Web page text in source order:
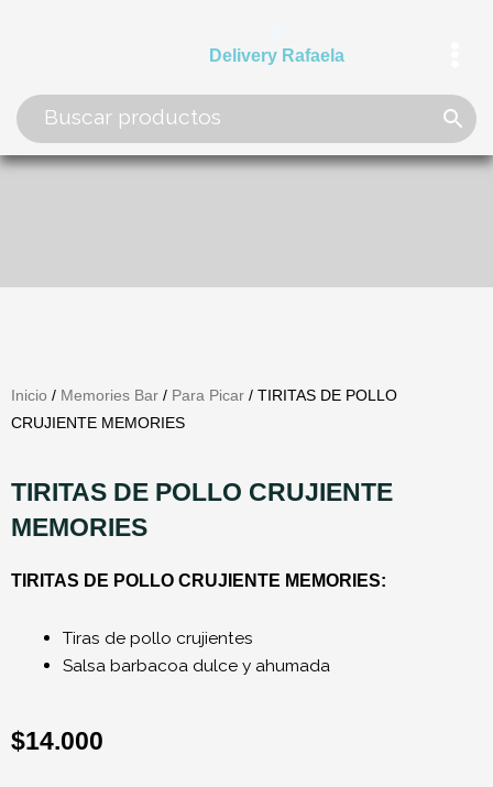
Delivery Rafaela
Inicio / Memories Bar / Para Picar / TIRITAS DE POLLO
CRUJIENTE MEMORIES
TIRITAS DE POLLO CRUJIENTE
MEMORIES
TIRITAS DE POLLO CRUJIENTE MEMORIES:
Tiras de pollo crujientes
Salsa barbacoa dulce y ahumada
$14.000